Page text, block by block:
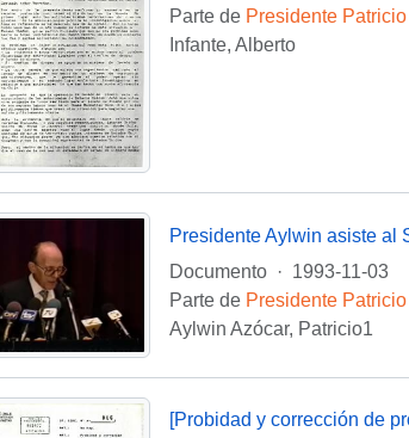
Parte de Presidente
Infante, Alberto
Documento
· 1993-11-03
Parte de Presidente
Aylwin Azócar, Patricio1
[Probidad y corrección de